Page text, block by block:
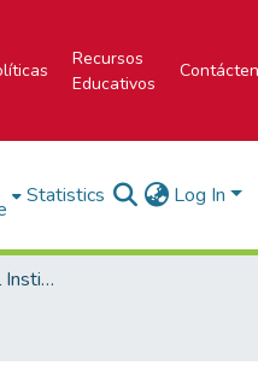
Recursos
Educativos
Statistics Log In
Portal de Revistas del Instituto Tecnológico de Costa Rica